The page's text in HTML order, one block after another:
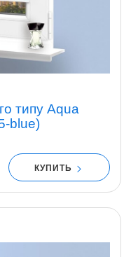
типу Aqua
blue)
КУПИТЬ